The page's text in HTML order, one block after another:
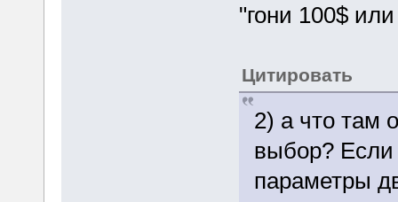
"гони 100$
Цитировать
2) а что там
выбор? Если
параметры